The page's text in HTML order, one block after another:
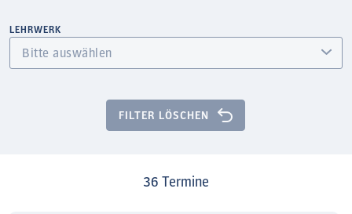
LEHRWERK
FILTER LÖSCHEN
36 Termine